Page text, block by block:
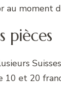
au moment
pièces
10 et 20